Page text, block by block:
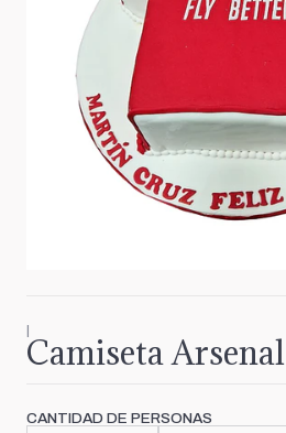
|
Camiseta Arsenal
CANTIDAD DE PERSONAS